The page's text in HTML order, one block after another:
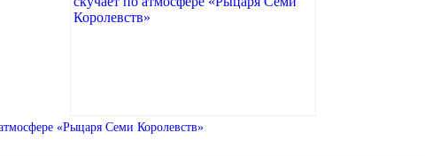
«Рыцаря Семи Королевств»